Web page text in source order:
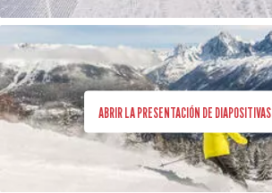
ABRIR LA PRESENTACIÓN DE DIAPOSITIVAS